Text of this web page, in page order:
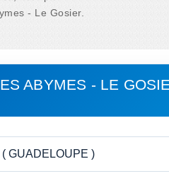
- Le Gosier.
ABYMES - LE